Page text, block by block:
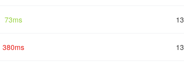
73ms
380ms